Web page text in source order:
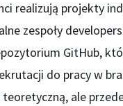
realizują projekty
zespoły
GitHub,
do pracy w
ale